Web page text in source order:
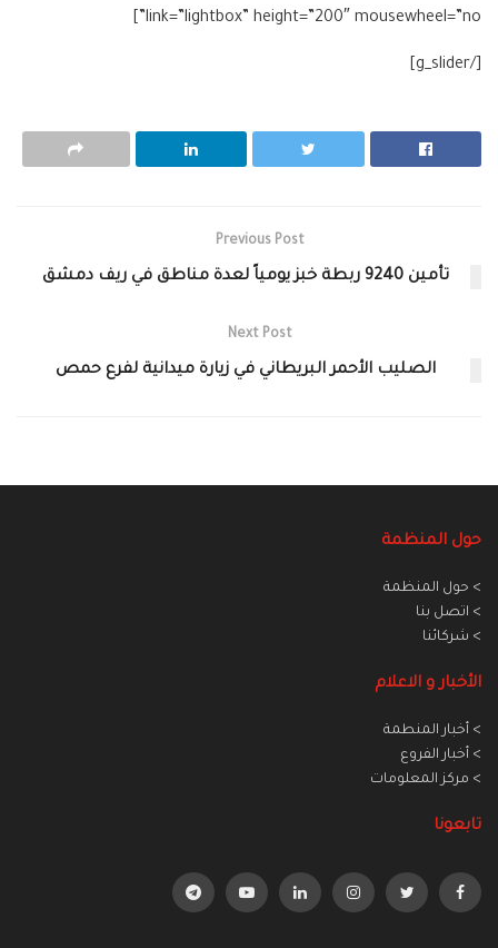
link=”lightbox” height=”200″ mousewheel=”no”]
[/g_slider]
Previous Post
تأمين 9240 ربطة خبز يومياً لعدة مناطق في ريف دمشق
Next Post
الصليب الأحمر البريطاني في زيارة ميدانية لفرع حمص
حول المنظمة
> حول المنظمة
> اتصل بنا
> شركائنا
الأخبار و الاعلام
> أخبار المنطمة
> أخبار الفروع
> مركز المعلومات
تابعونا